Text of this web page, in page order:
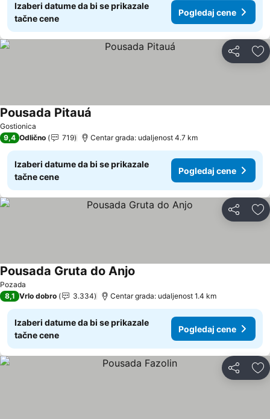
Izaberi datume da bi se prikazale
tačne cene
Pogledaj cene
Deli
Gostionica
Pousada Pitauá
9,4 Odlično 719 Centar grada: udaljenost 4.7 km
Izaberi datume da bi se prikazale
tačne cene
Pogledaj cene
Deli
Pozada
Pousada Gruta do Anjo
8,1 Vrlo dobro 3.334 Centar grada: udaljenost 1.4 km
Izaberi datume da bi se prikazale
tačne cene
Pogledaj cene
Deli